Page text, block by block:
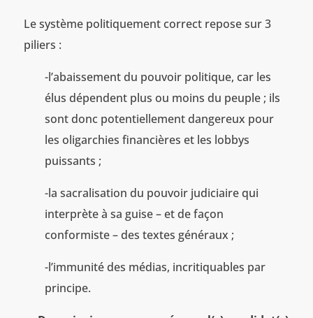
Le système politiquement correct repose sur 3
piliers :
-l’abaissement du pouvoir politique, car les
élus dépendent plus ou moins du peuple ; ils
sont donc potentiellement dangereux pour
les oligarchies financières et les lobbys
puissants ;
-la sacralisation du pouvoir judiciaire qui
interprète à sa guise – et de façon
conformiste – des textes généraux ;
-l’immunité des médias, incritiquables par
principe.